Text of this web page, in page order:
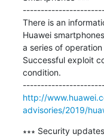
There is an
Huawei
a series of
Successful exploit
condition.
http://
advisories/2019/
∗∗∗ Security